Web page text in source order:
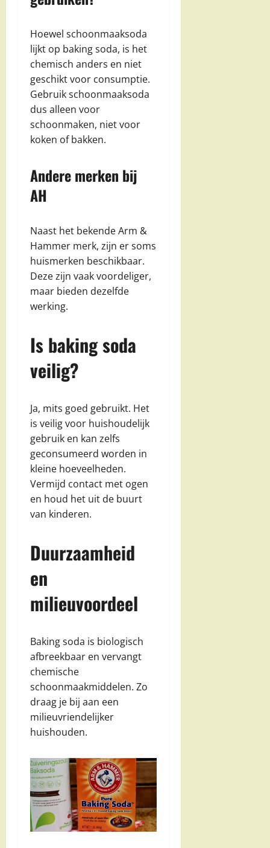
Hoewel schoonmaaksoda
lijkt op baking soda, is het
chemisch anders en niet
geschikt voor consumptie.
Gebruik schoonmaaksoda
dus alleen voor
schoonmaken, niet voor
koken of bakken.
Andere merken bij
AH
Naast het bekende Arm &
Hammer merk, zijn er soms
huismerken beschikbaar.
Deze zijn vaak voordeliger,
maar bieden dezelfde
werking.
Is baking soda
veilig?
Ja, mits goed gebruikt. Het
is veilig voor huishoudelijk
gebruik en kan zelfs
geconsumeerd worden in
kleine hoeveelheden.
Vermijd contact met ogen
en houd het uit de buurt
van kinderen.
Duurzaamheid
en
milieuvoordeel
Baking soda is biologisch
afbreekbaar en vervangt
chemische
schoonmaakmiddelen. Zo
draag je bij aan een
milieuvriendelijker
huishouden.